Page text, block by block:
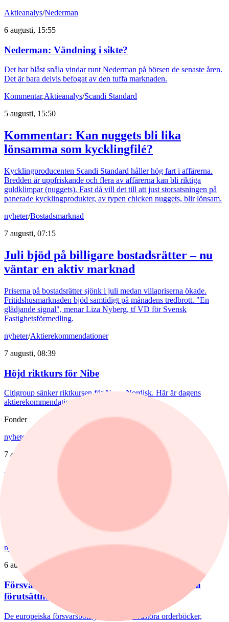
Aktieanalys/Nederman
6 augusti, 15:55
Nederman: Vändning i sikte?
Det har blåst snåla vindar runt Nederman på börsen de senaste åren.
Det är bara delvis befogat av den tuffa marknaden.
Kommentar,Aktieanalys/Scandi Standard
5 augusti, 15:50
Kommentar: Kan nuggets bli lika
lönsamma som kycklingfilé?
Kycklingproducenten Scandi Standard håller hög fart i affärerna.
Bredden är uppfriskande och flera av affärerna kan bli riktiga
guldklimpar (nuggets). Fast då vill det till att just storsatsningen på
panerade kycklingprodukter, av typen chicken nuggets, blir lönsam.
nyheter/Bostadsmarknad
7 augusti, 07:15
Juli bjöd på billigare bostadsrätter – nu
väntar en aktiv marknad
Priserna på bostadsrätter sjönk i juli medan villapriserna ökade.
Fritidshusmarknaden bjöd samtidigt på månadens tredbrott. "En
glädjande signal", menar Liza Nyberg, tf VD för Svensk
Fastighetsförmedling.
nyheter/Aktierekommendationer
7 augusti, 08:39
Höjd riktkurs för Nibe
Citigroup sänker riktkursen för Novo Nordisk. Här är dagens
aktierekommendationer.
Fonder
nyheter
Aktiefonder
7 augusti, 15:58
Förvaltaren efter Troax rusning:
"Fortsatt stor potential"
Lancelot Sverige steg 8,6% i juli, mot 2,2% för jämförelseindex.
Rapportvinnarna Mips och Troax bidrog till uppgången. I Troax ser
förvaltaren Erik Bertilsson fortsatt stor potential.
nyheter
6 augusti, 17:03
Försvarsförvaltarna spår ny tillväxtfas: ”Goda
förutsättningar”
De europeiska försvarsbolagen visar rekordstora orderböcker,